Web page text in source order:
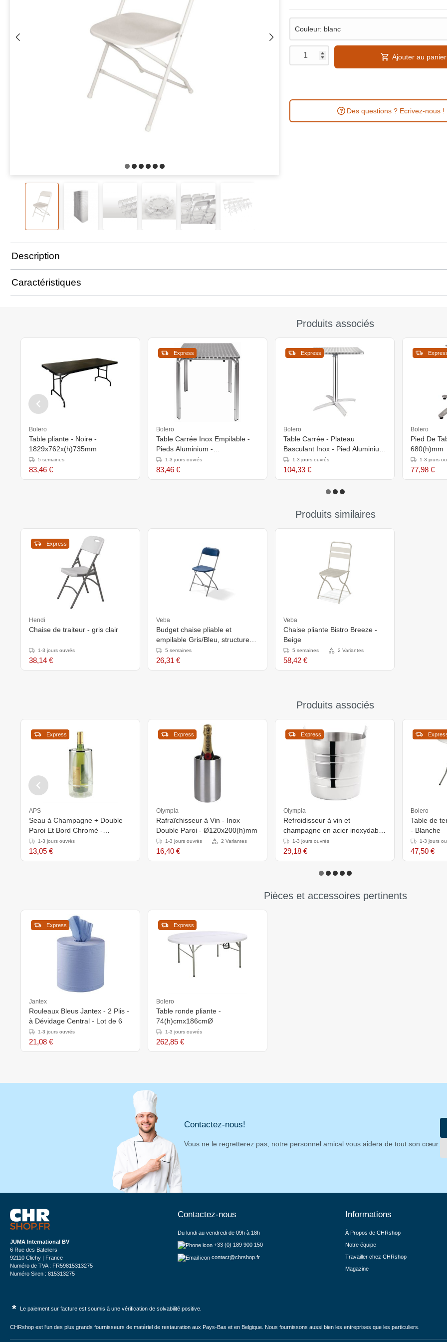
Ajouter au panier
Des questions ? Ecrivez-nous !
Description
Caractéristiques
Produits associés
Bolero
Table pliante - Noire -
1829x762x(h)735mm
5 semaines
83,46 €
Express
Bolero
Table Carrée Inox Empilable -
Pieds Aluminium -
600x600x720(h)mm
1-3 jours ouvrés
83,46 €
Express
Bolero
Table Carrée - Plateau
Basculant Inox - Pied Aluminium
- 600x600x720(h)mm
1-3 jours ouvrés
104,33 €
Bolero
Pied De
680(h)mm
1-3 jours
77,98 €
Produits similaires
Express
Hendi
Chaise de traiteur - gris clair
1-3 jours ouvrés
38,14 €
Veba
Budget chaise pliable et
empilable Gris/Bleu, structure
en acier, 43x45x80cm (BxTxH),
50150
5 semaines
26,31 €
Veba
Chaise pliante Bistro Breeze -
Beige
5 semaines 2 Variantes
58,42 €
Produits associés
Express
APS
Seau à Champagne + Double
Paroi Et Bord Chromé -
Acrylique Transparent -
Ø120mmx230(h)mm
1-3 jours ouvrés
13,05 €
Express
Olympia
Rafraîchisseur à Vin - Inox
Double Paroi - Ø120x200(h)mm
1-3 jours ouvrés 2 Variantes
16,40 €
Express
Olympia
Refroidisseur à vin et
champagne en acier inoxydable
- Capacité de 4,9L - Avec
poignées - Ø204x(h)190mm
1-3 jours ouvrés
29,18 €
Bolero
Table de
- Blanche
1-3 jours
47,50 €
Pièces et accessoires pertinents
Express
Jantex
Rouleaux Bleus Jantex - 2 Plis -
à Dévidage Central - Lot de 6
1-3 jours ouvrés
21,08 €
Express
Bolero
Table ronde pliante -
74(h)cmx186cmØ
1-3 jours ouvrés
262,85 €
Contactez-nous!
Vous ne le regretterez pas, notre personnel amical vous aidera de tout son cœur.
JUMA International BV
6 Rue des Bateliers
92110 Clichy | France
Numéro de TVA : FR59815313275
Numéro Siren : 815313275
Contactez-nous
Du lundi au vendredi de 09h à 18h
+33 (0) 189 900 150
contact@chrshop.fr
Informations
À Propos de CHRshop
Notre équipe
Travailler chez CHRshop
Magazine
* Le paiement sur facture est soumis à une vérification de solvabilité positive.
CHRshop est l'un des plus grands fournisseurs de matériel de restauration aux Pays-Bas et en Belgique. Nous fournissons aussi bien les entreprises que les particuliers.